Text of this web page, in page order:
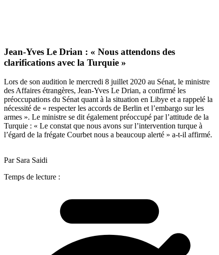
Jean-Yves Le Drian : « Nous attendons des
clarifications avec la Turquie »
Lors de son audition le mercredi 8 juillet 2020 au Sénat, le ministre
des Affaires étrangères, Jean-Yves Le Drian, a confirmé les
préoccupations du Sénat quant à la situation en Libye et a rappelé la
nécessité de « respecter les accords de Berlin et l’embargo sur les
armes ». Le ministre se dit également préoccupé par l’attitude de la
Turquie : « Le constat que nous avons sur l’intervention turque à
l’égard de la frégate Courbet nous a beaucoup alerté » a-t-il affirmé.
Par Sara Saidi
Temps de lecture :